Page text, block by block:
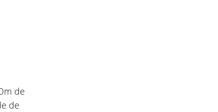
de
de